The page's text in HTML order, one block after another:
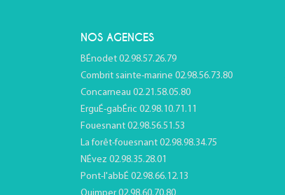
NOS AGENCES
BÉnodet 02.98.57.26.79
Combrit sainte-marine 02.98.56.73.80
Concarneau 02.21.58.05.80
ErguÉ-gabÉric 02.98.10.71.11
Fouesnant 02.98.56.51.53
La forêt-fouesnant 02.98.98.34.75
NÉvez 02.98.35.28.01
Pont-l'abbÉ 02.98.66.12.13